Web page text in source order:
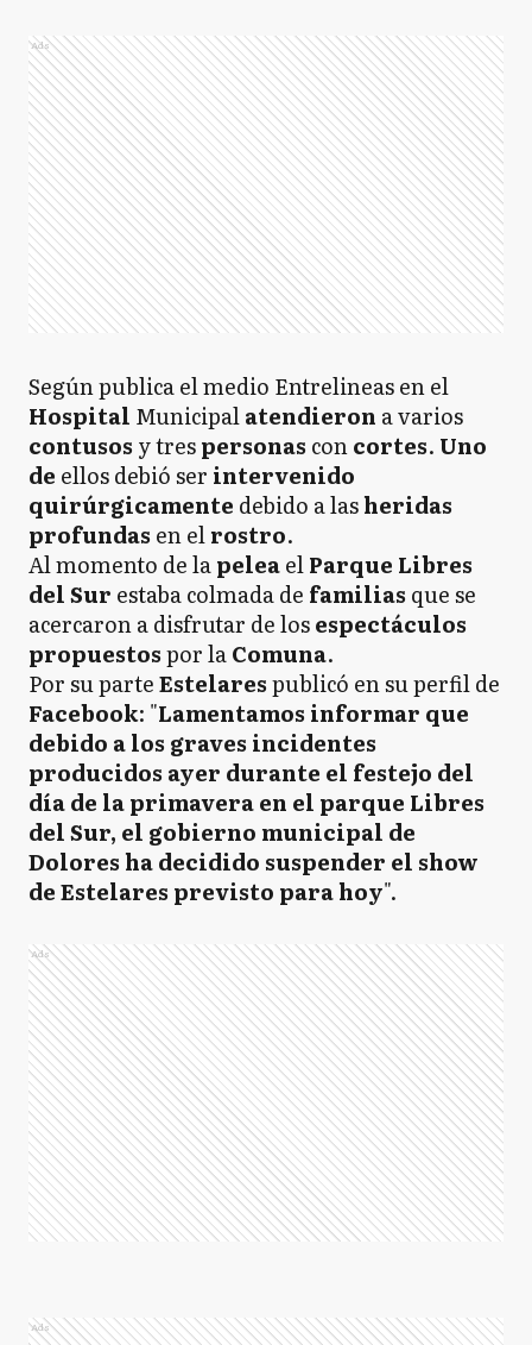
Ads
Según publica el medio Entrelineas en el
Hospital Municipalatendieron a varios
contusos y trespersonas concortes. Uno
de ellos debió ser intervenido
quirúrgicamente debido a lasheridas
profundas en elrostro.
Al momento de lapeleaelParque Libres
del Sur estaba colmada de familias que se
acercaron a disfrutar de losespectáculos
propuestospor laComuna.
Por su parteEstelarespublicó en su perfil de
Facebook: "Lamentamos informar que
debido a los graves incidentes
producidos ayer durante el festejo del
día de la primavera en el parque Libres
del Sur, el gobierno municipal de
Dolores ha decidido suspender el show
de Estelares previsto para hoy".
Ads
Ads